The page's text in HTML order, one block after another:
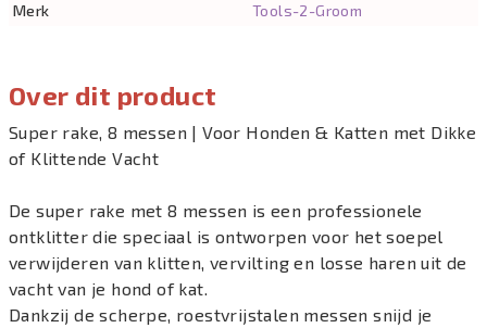
Over dit product
Super rake, 8 messen | Voor Honden & Katten met Dikke
of Klittende Vacht
De super rake met 8 messen is een professionele
ontklitter die speciaal is ontworpen voor het soepel
verwijderen van klitten, vervilting en losse haren uit de
vacht van je hond of kat.
Dankzij de scherpe, roestvrijstalen messen snijd je
Merk
Tools-2-Groom